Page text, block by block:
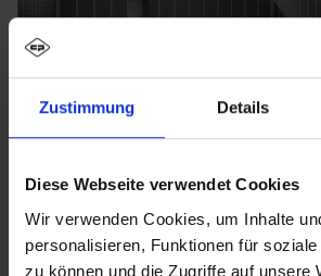
Zustimmung Details
Diese Webseite verwendet Cookies
Wir verwenden Cookies, um Inhalte
personalisieren, Funktionen für
zu können und die Zugriffe auf unsere